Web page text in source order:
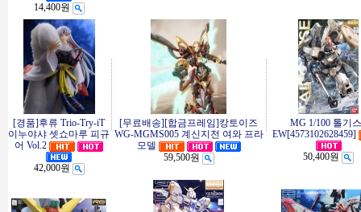
14,400원
[경품]후류 Trio-Try-iT
이누야샤 셋쇼마루 피규
어 Vol.2
42,000원
[무료배송][합금프레임]캉토이즈
WG-MGMS005 계신지전 여와 프라
모델
59,500원
MG 1/100 톨기
EW[4573102628459]
50,400원